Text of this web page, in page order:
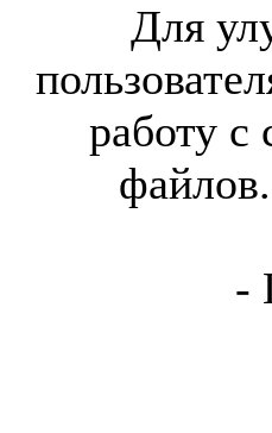
Для
работу с
-